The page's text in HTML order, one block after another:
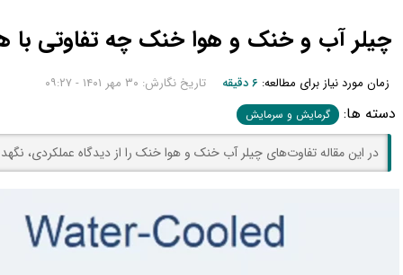
چیلر آب و خنک و هوا خنک چه تفاوتی با
زمان مورد نیاز برای مطالعه: ۶ دقیقه تاریخ نگارش: ۳۰ مهر ۱۴۰۱ - ۰۹:۲۷
دسته ها: گرمایش و سرمایش
در این مقاله تفاوت‌های چیلر آب خنک و هوا خنک را از دیدگاه عملکردی،